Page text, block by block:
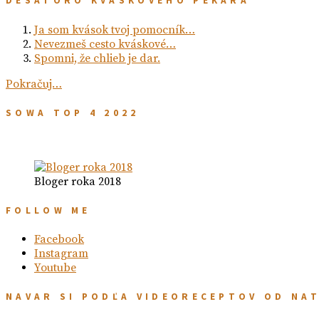
Ja som kvások tvoj pomocník…
Nevezmeš cesto kváskové…
Spomni, že chlieb je dar.
Pokračuj…
SOWA TOP 4 2022
Bloger roka 2018
FOLLOW ME
Facebook
Instagram
Youtube
NAVAR SI PODĽA VIDEORECEPTOV OD